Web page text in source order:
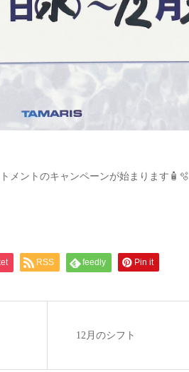
メントのキャンペーンが始まります🧴‎🫧‪
RSS feedly Pin it
12月のシフト